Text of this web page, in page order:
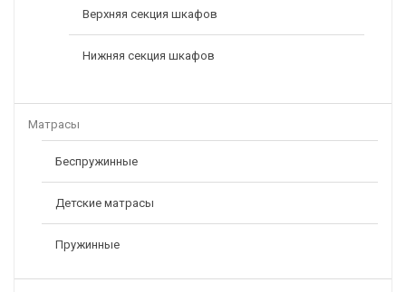
Верхняя секция шкафов
Нижняя секция шкафов
Матрасы
Беспружинные
Детские матрасы
Пружинные